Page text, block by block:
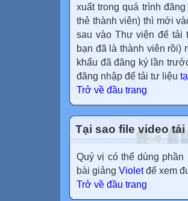
xuất trong quá trình
thẻ thành viên) thì mới
sau vào Thư viện để tải
bạn đã là thành viên rồi)
khẩu đã đăng ký lần
đăng nhập để tải tư liệu
Trở về đầu trang
Tại sao file video
Quý vị có thể dùng phần
bài giảng Violetđể xem
Trở về đầu trang